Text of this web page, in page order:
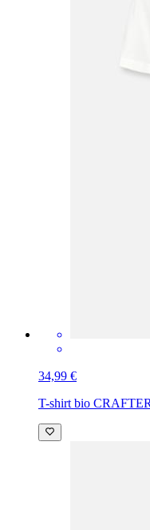
34,99 €
T-shirt bio